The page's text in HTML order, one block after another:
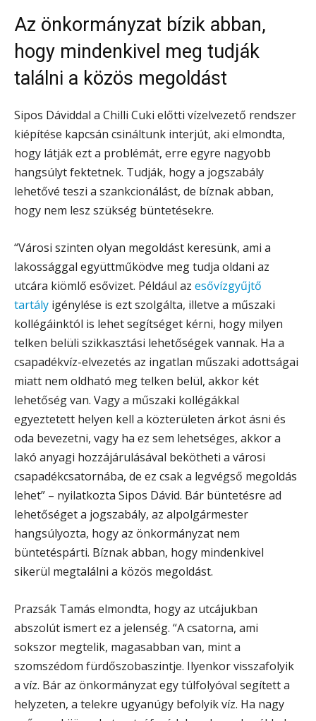
Az önkormányzat bízik abban,
hogy mindenkivel meg tudják
találni a közös megoldást
Sipos Dáviddal a Chilli Cuki előtti vízelvezető rendszer
kiépítése kapcsán csináltunk interjút, aki elmondta,
hogy látják ezt a problémát, erre egyre nagyobb
hangsúlyt fektetnek. Tudják, hogy a jogszabály
lehetővé teszi a szankcionálást, de bíznak abban,
hogy nem lesz szükség büntetésekre.
“Városi szinten olyan megoldást keresünk, ami a
lakossággal együttműködve meg tudja oldani az
utcára kiömlő esővizet. Például az esővízgyűjtő
tartály igénylése is ezt szolgálta, illetve a műszaki
kollégáinktól is lehet segítséget kérni, hogy milyen
telken belüli szikkasztási lehetőségek vannak. Ha a
csapadékvíz-elvezetés az ingatlan műszaki adottságai
miatt nem oldható meg telken belül, akkor két
lehetőség van. Vagy a műszaki kollégákkal
egyeztetett helyen kell a közterületen árkot ásni és
oda bevezetni, vagy ha ez sem lehetséges, akkor a
lakó anyagi hozzájárulásával bekötheti a városi
csapadékcsatornába, de ez csak a legvégső megoldás
lehet” – nyilatkozta Sipos Dávid. Bár büntetésre ad
lehetőséget a jogszabály, az alpolgármester
hangsúlyozta, hogy az önkormányzat nem
büntetéspárti. Bíznak abban, hogy mindenkivel
sikerül megtalálni a közös megoldást.
Prazsák Tamás elmondta, hogy az utcájukban
abszolút ismert ez a jelenség. “A csatorna, ami
sokszor megtelik, magasabban van, mint a
szomszédom fürdőszobaszintje. Ilyenkor visszafolyik
a víz. Bár az önkormányzat egy túlfolyóval segített a
helyzeten, a telekre ugyanúgy befolyik víz. Ha nagy